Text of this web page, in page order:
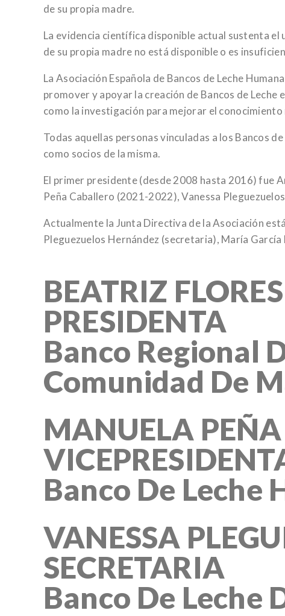
de su propia madre.
La evidencia científica disponible actual sustenta el
de su propia madre no está disponible o es
La Asociación Española de Bancos de Leche
promover y apoyar la creación de Bancos de Leche
como la investigación para mejorar el
Todas aquellas personas vinculadas a los Bancos
como socios de la misma.
El primer presidente (desde 2008 hasta 2016) fue
Peña Caballero (2021-2022), Vanessa
Actualmente la Junta Directiva de la Asociación
Pleguezuelos Hernández (secretaria), María
BEATRIZ
PRESIDENTA
Banco Regional
Comunidad De
MANUELA
Banco De Leche
VANESSA
SECRETARIA
Banco De Leche